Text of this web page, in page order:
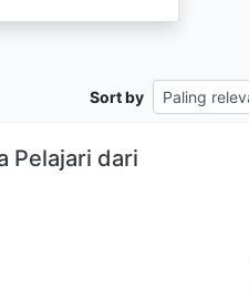
Sort by
Pelajari dari